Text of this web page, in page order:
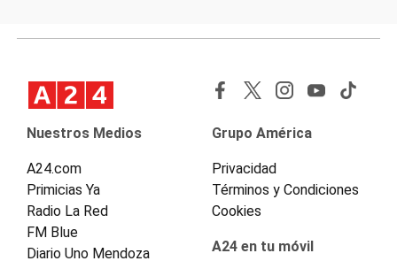
Nuestros Medios
A24.com
Primicias Ya
Radio La Red
FM Blue
Diario Uno Mendoza
Grupo América
Privacidad
Términos y Condiciones
Cookies
A24 en tu móvil